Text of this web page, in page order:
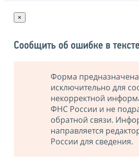
×
Сообщить об ошибке в тексте
Форма предназначена
исключительно для
некорректной
ФНС России и не
обратной связи.
направляется
России для сведения.